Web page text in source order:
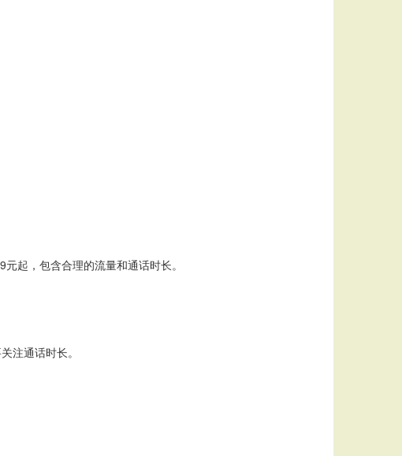
起，包含合理的流量和通话时长。
注通话时长。